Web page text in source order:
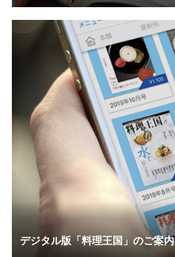
デジタル版「料理王国」のご案内